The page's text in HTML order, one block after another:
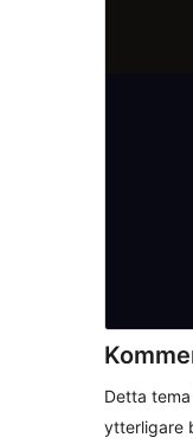
Detta
ytterligare